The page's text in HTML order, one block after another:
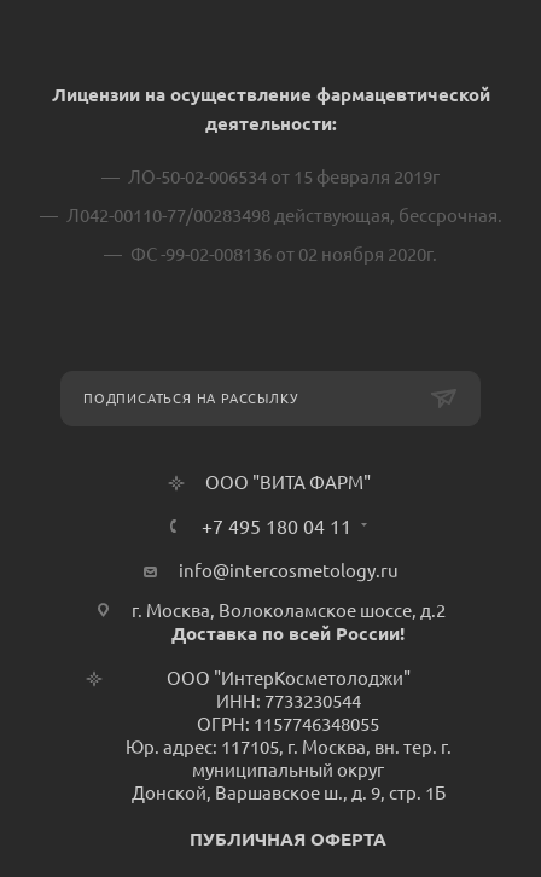
Лицензии на осуществление фармацевтической
деятельности:
ЛО-50-02-006534 от 15 февраля 2019г
Л042-00110-77/00283498 действующая, бессрочная.
ФС -99-02-008136 от 02 ноября 2020г.
ПОДПИСАТЬСЯ НА РАССЫЛКУ
ООО "ВИТА ФАРМ"
+7 495 180 04 11
info@intercosmetology.ru
г. Москва, Волоколамское шоссе, д.2
Доставка по всей России!
ООО "ИнтерКосметолоджи"
ИНН: 7733230544
ОГРН: 1157746348055
Юр. адрес: 117105, г. Москва, вн. тер. г.
муниципальный округ
Донской, Варшавское ш., д. 9, стр. 1Б
ПУБЛИЧНАЯ ОФЕРТА